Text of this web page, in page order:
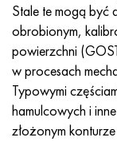
Stale te mogą być
obrobionym,
powierzchni
w procesach
Typowymi
hamulcowych i
złożonym
Nimonic 263
Haynesa 25
Haynesa 188
AM-355 -
Custom 450® -
Grecki Ascoloy 418
50X14MF
65X13
90X18MF
38x2n2ma,
40hn2ma,
38h, 37h